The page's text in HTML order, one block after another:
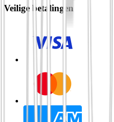
Veilige betalingen